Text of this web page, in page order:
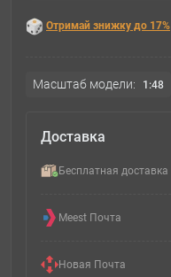
Отримай знижку до 17%
Масштаб модели: 1:48
Доставка
Бесплатная доставка
Meest Почта
Новая Почта